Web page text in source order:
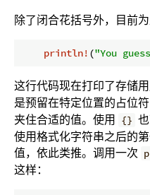
除了闭合花括号外，目前
println! ("You
这行代码现在打印了存储
是预留在特定位置的占位
夹住合适的值。使用 {}
使用格式化字符串之后的
值，依此类推。调用一次
这样：